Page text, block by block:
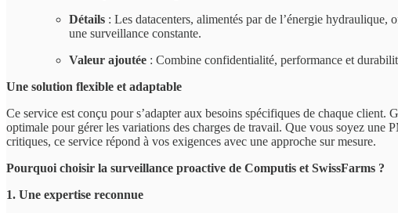
Détails : Les datacenters, alimentés par de l’énergie
une surveillance constante.
Valeur ajoutée : Combine confidentialité, performance et
Une solution flexible et adaptable
Ce service est conçu pour s’adapter aux besoins spécifiques de chaque
optimale pour gérer les variations des charges de travail. Que vous soyez une
critiques, ce service répond à vos exigences avec une approche sur mesure.
Pourquoi choisir la surveillance proactive de Computis et SwissFarms ?
1. Une expertise reconnue